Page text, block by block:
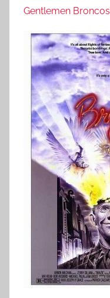
Gentlemen Broncos